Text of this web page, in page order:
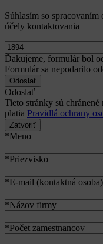
Súhlasím so
účely kontaktovania
Ďakujeme, formulár bol
Formulár sa nepodarilo
Odoslať
Tieto stránky sú
platia Pravidlá ochrany
Zatvoriť
*Meno
*Priezvisko
*E-mail (kontaktná osoba)
*Názov firmy
*Počet zamestnancov